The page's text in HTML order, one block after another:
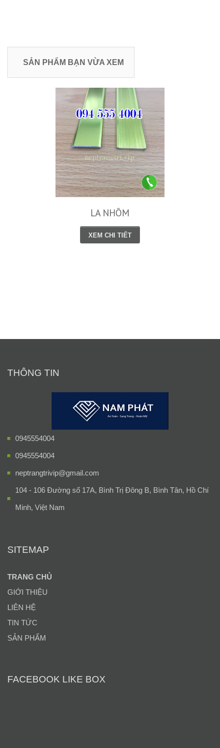
SẢN PHẨM BẠN VỪA XEM
LA NHÔM
XEM CHI TIẾT
THÔNG TIN
0945554004
0945554004
neptrangtrivip@gmail.com
104 - 106 Đường số 17A, Bình Trị Đông B, Bình Tân, Hồ Chí
Minh, Việt Nam
SITEMAP
TRANG CHỦ
GIỚI THIỆU
LIÊN HỆ
TIN TỨC
SẢN PHẨM
FACEBOOK LIKE BOX